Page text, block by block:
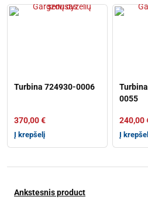
Turbina 724930-0006
370,00€
Į krepšelį
0055
240,00
Į
Ankstesnis product